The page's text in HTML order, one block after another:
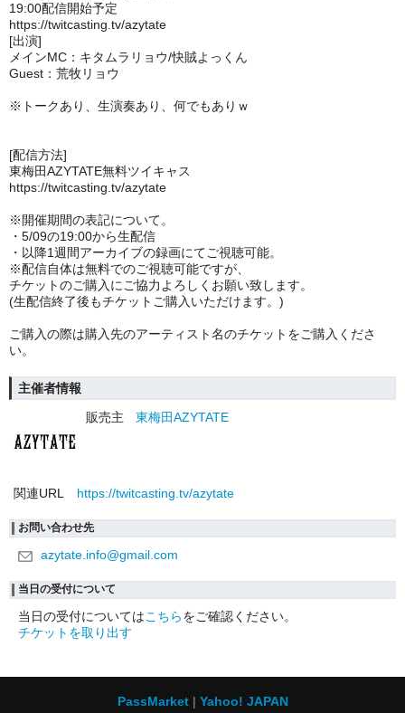
19:00配信開始予定
https://twitcasting.tv/azytate
[出演]
メインMC：キタムラリョウ/快賊よっくん
Guest：荒牧リョウ
※トークあり、生演奏あり、何でもありｗ
[配信方法]
東梅田AZYTATE無料ツイキャス
https://twitcasting.tv/azytate
※開催期間の表記について。
・5/09の19:00から生配信
・以降1週間アーカイブの録画にてご視聴可能。
※配信自体は無料でのご視聴可能ですが、
チケットのご購入にご協力よろしくお願い致します。
(生配信終了後もチケットご購入いただけます。)
ご購入の際は購入先のアーティスト名のチケットをご購入くださ
い。
主催者情報
販売主
東梅田AZYTATE
関連URL https://twitcasting.tv/azytate
お問い合わせ先
azytate.info@gmail.com
当日の受付について
当日の受付についてはこちらをご確認ください。
チケットを取り出す
PassMarket Yahoo! JAPAN